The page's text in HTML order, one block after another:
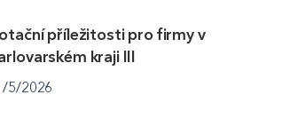
příležitosti pro firmy v
kraji III
5/2026